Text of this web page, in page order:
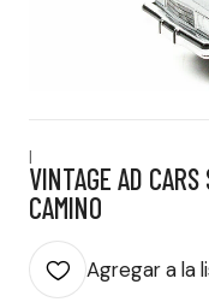
|
VINTAGE AD
CAMINO
Agregar a la